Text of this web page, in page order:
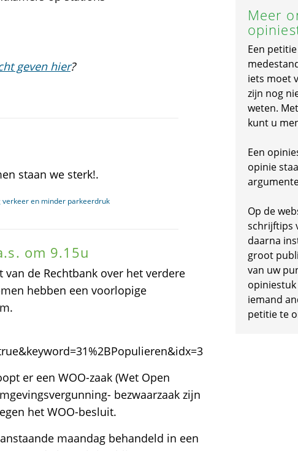
geven hier?
staan we sterk!.
en minder parkeerdruk
om 9.15u
de Rechtbank over het verdere
hebben een voorlopige
er een WOO-zaak (Wet Open
bezwaarzaak zijn
het WOO-besluit.
maandag behandeld in een
Meer
Een
iets moet
zijn nog
weten.
kunt u
Een
opinie
Op de
schrijftips
daarna
groot
van uw
iemand
petitie te